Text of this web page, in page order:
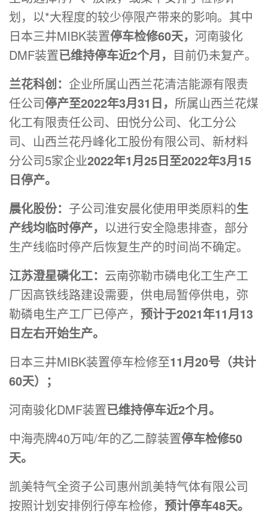
划，以*大程度的较少停限产带来的影响。其中
日本三井MIBK装置停车检修60天， 河南骏化
DMF装置已维持停车近2个月， 目前仍未复产。
兰花科创： 企业所属山西兰花清洁能源有限责
任公司停产至2022年3月31日， 所属山西兰花煤
化工有限责任公司、田悦分公司、化工分公
司、山西兰花丹峰化工股份有限公司、新材料
分公司5家企业2022年1月25日至2022年3月15
日停产。
晨化股份： 子公司淮安晨化使用甲类原料的生
产线均临时停产， 以进行安全隐患排查，部分
生产线临时停产后恢复生产的时间尚不确定。
江苏澄星磷化工： 云南弥勒市磷电化工生产工
厂因高铁线路建设需要，供电局暂停供电，弥
勒磷电生产工厂已停产， 预计于2021年11月13
日左右开始生产。
日本三井MIBK装置停车检修至11月20号（共计
60天）；
河南骏化DMF装置已维持停车近2个月。
中海壳牌40万吨/年的乙二醇装置停车检修50
天。
凯美特气全资子公司惠州凯美特气体有限公司
按照计划安排例行停车检修， 预计停车48天。